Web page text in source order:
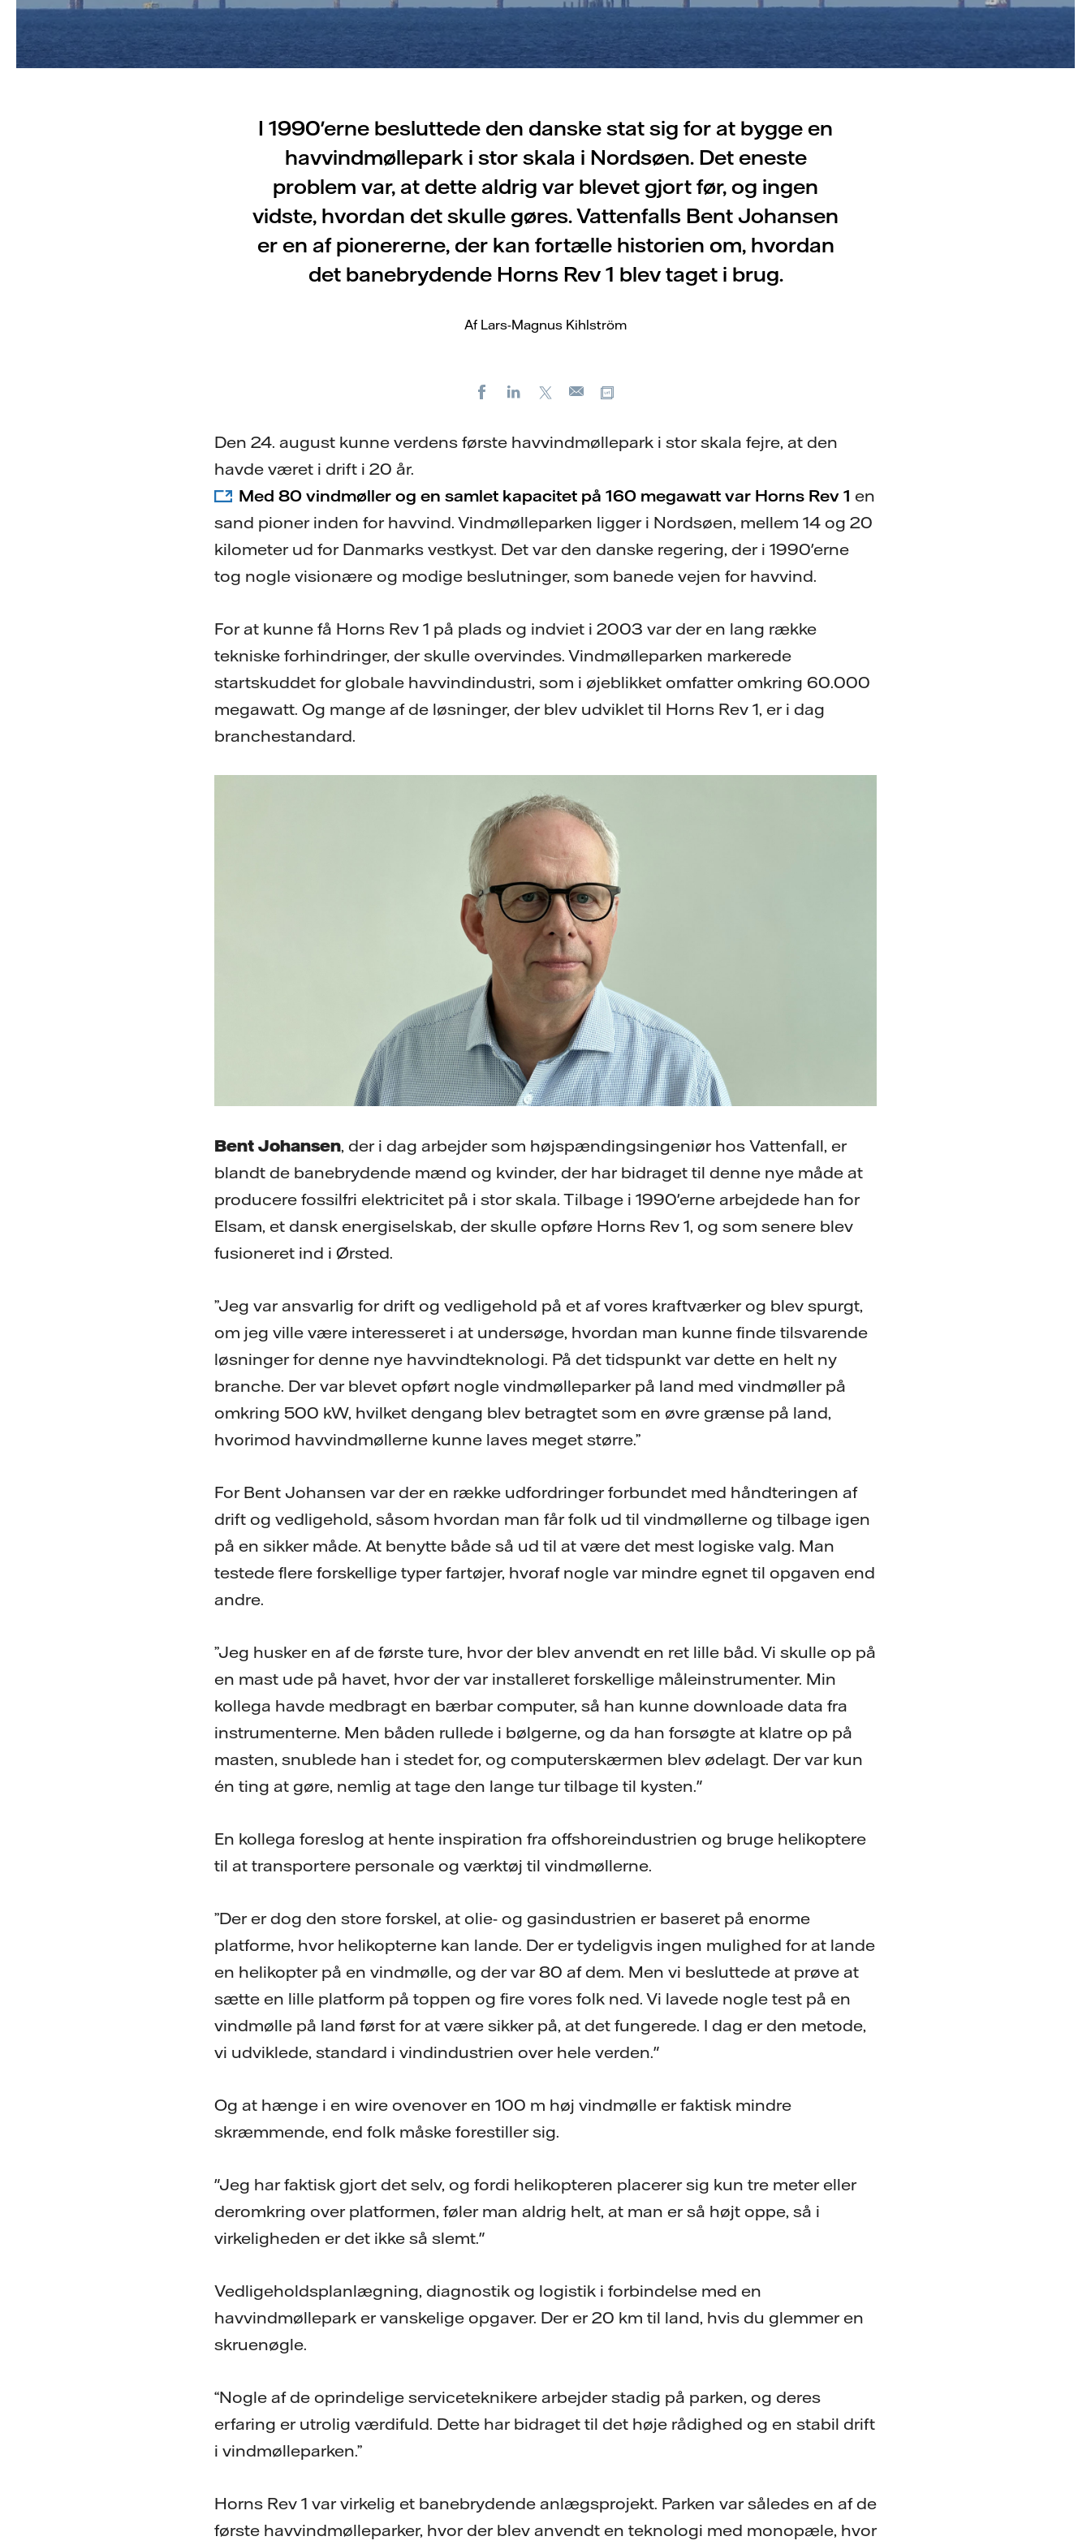
I 1990'erne besluttede den danske stat sig for at bygge en
havvindmøllepark i stor skala i Nordsøen. Det eneste
problem var, at dette aldrig var blevet gjort før, og ingen
vidste, hvordan det skulle gøres. Vattenfalls Bent Johansen
er en af pionererne, der kan fortælle historien om, hvordan
det banebrydende Horns Rev 1 blev taget i brug.
Af Lars-Magnus Kihlström
FacebookLinkedIn
X
E-
Den 24. august kunne verdens første havvindmøllepark i stor skala fejre, at den
havde været i drift i 20 år.
Med 80 vindmøller og en samlet kapacitet på 160 megawatt var Horns Rev 1 en
sand pioner inden for havvind. Vindmølleparken ligger i Nordsøen, mellem 14 og 20
kilometer ud for Danmarks vestkyst. Det var den danske regering, der i 1990'erne
tog nogle visionære og modige beslutninger, som banede vejen for havvind.
For at kunne få Horns Rev 1 på plads og indviet i 2003 var der en lang række
tekniske forhindringer, der skulle overvindes. Vindmølleparken markerede
startskuddet for globale havvindindustri, som i øjeblikket omfatter omkring 60.000
megawatt. Og mange af de løsninger, der blev udviklet til Horns Rev 1, er i dag
branchestandard.
Bent Johansen, der i dag arbejder som højspændingsingeniør hos Vattenfall, er
blandt de banebrydende mænd og kvinder, der har bidraget til denne nye måde at
producere fossilfri elektricitet på i stor skala. Tilbage i 1990'erne arbejdede han for
Elsam, et dansk energiselskab, der skulle opføre Horns Rev 1, og som senere blev
fusioneret ind i Ørsted.
”Jeg var ansvarlig for drift og vedligehold på et af vores kraftværker og blev spurgt,
om jeg ville være interesseret i at undersøge, hvordan man kunne finde tilsvarende
løsninger for denne nye havvindteknologi. På det tidspunkt var dette en helt ny
branche. Der var blevet opført nogle vindmølleparker på land med vindmøller på
omkring 500 kW, hvilket dengang blev betragtet som en øvre grænse på land,
hvorimod havvindmøllerne kunne laves meget større.”
For Bent Johansen var der en række udfordringer forbundet med håndteringen af
drift og vedligehold, såsom hvordan man får folk ud til vindmøllerne og tilbage igen
på en sikker måde. At benytte både så ud til at være det mest logiske valg. Man
testede flere forskellige typer fartøjer, hvoraf nogle var mindre egnet til opgaven end
andre.
”Jeg husker en af de første ture, hvor der blev anvendt en ret lille båd. Vi skulle op på
en mast ude på havet, hvor der var installeret forskellige måleinstrumenter. Min
kollega havde medbragt en bærbar computer, så han kunne downloade data fra
instrumenterne. Men båden rullede i bølgerne, og da han forsøgte at klatre op på
masten, snublede han i stedet for, og computerskærmen blev ødelagt. Der var kun
én ting at gøre, nemlig at tage den lange tur tilbage til kysten."
En kollega foreslog at hente inspiration fra offshoreindustrien og bruge helikoptere
til at transportere personale og værktøj til vindmøllerne.
”Der er dog den store forskel, at olie- og gasindustrien er baseret på enorme
platforme, hvor helikopterne kan lande. Der er tydeligvis ingen mulighed for at lande
en helikopter på en vindmølle, og der var 80 af dem. Men vi besluttede at prøve at
sætte en lille platform på toppen og fire vores folk ned. Vi lavede nogle test på en
vindmølle på land først for at være sikker på, at det fungerede. I dag er den metode,
vi udviklede, standard i vindindustrien over hele verden."
Og at hænge i en wire ovenover en 100 m høj vindmølle er faktisk mindre
skræmmende, end folk måske forestiller sig.
"Jeg har faktisk gjort det selv, og fordi helikopteren placerer sig kun tre meter eller
deromkring over platformen, føler man aldrig helt, at man er så højt oppe, så i
virkeligheden er det ikke så slemt."
Vedligeholdsplanlægning, diagnostik og logistik i forbindelse med en
havvindmøllepark er vanskelige opgaver. Der er 20 km til land, hvis du glemmer en
skruenøgle.
“Nogle af de oprindelige serviceteknikere arbejder stadig på parken, og deres
erfaring er utrolig værdifuld. Dette har bidraget til det høje rådighed og en stabil drift
i vindmølleparken.”
Horns Rev 1 var virkelig et banebrydende anlægsprojekt. Parken var således en af de
første havvindmølleparker, hvor der blev anvendt en teknologi med monopæle, hvor